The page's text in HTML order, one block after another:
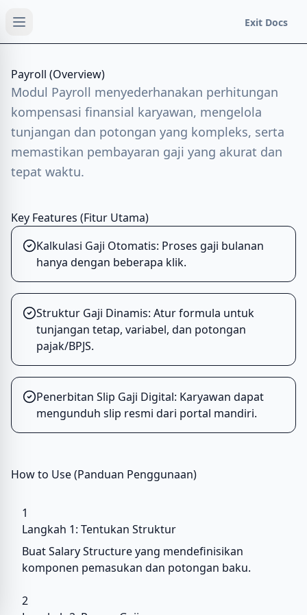
Exit Docs
Payroll (Overview)
Modul Payroll menyederhanakan perhitungan
kompensasi finansial karyawan, mengelola
tunjangan dan potongan yang kompleks, serta
memastikan pembayaran gaji yang akurat dan
tepat waktu.
Key Features (Fitur Utama)
Kalkulasi Gaji Otomatis: Proses gaji bulanan
hanya dengan beberapa klik.
Struktur Gaji Dinamis: Atur formula untuk
tunjangan tetap, variabel, dan potongan
pajak/BPJS.
Penerbitan Slip Gaji Digital: Karyawan dapat
mengunduh slip resmi dari portal mandiri.
How to Use (Panduan Penggunaan)
1
Langkah 1: Tentukan Struktur
Buat Salary Structure yang mendefinisikan
komponen pemasukan dan potongan baku.
2